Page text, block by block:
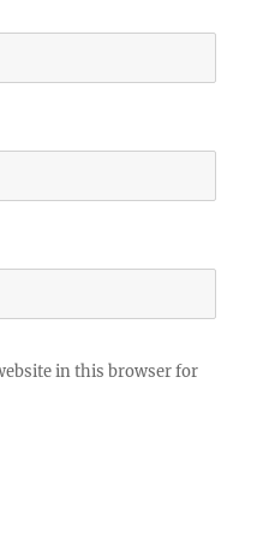
in this browser for